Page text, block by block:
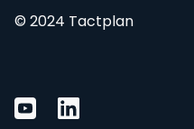
© 2024 Tactplan